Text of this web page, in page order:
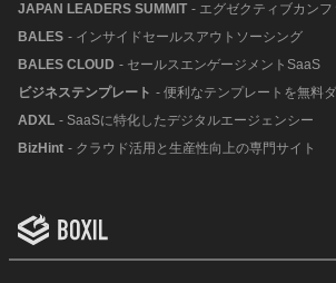
JAPAN LEADERS SUMMIT - エグゼクティブカンフ
BALES - インサイドセールスアウトソーシング
BALES CLOUD - セールスエンゲージメントSaaS
ビジネステンプレート - 便利なテンプレートを無料
ADXL - SaaSに特化したデジタルエージェンシー
BizHint - クラウド活用と生産性向上の専門サイト